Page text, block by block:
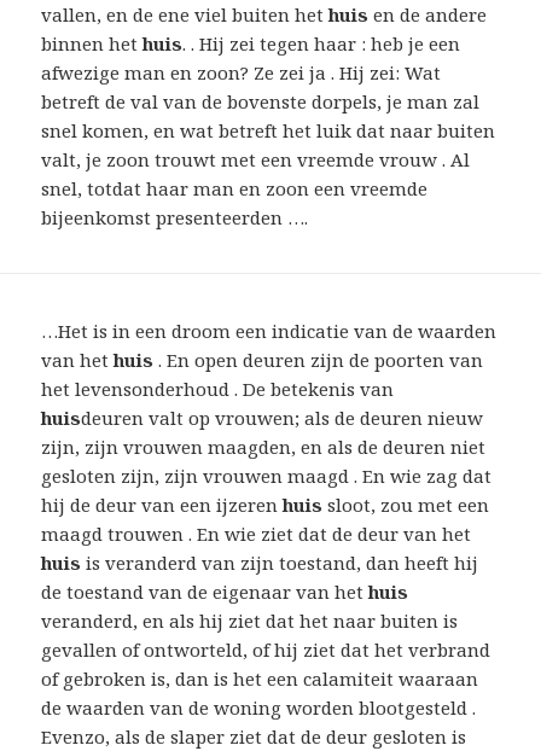
vallen, en de ene viel buiten hethuis en de andere
binnen hethuis. . Hij zei tegen haar : heb je een
afwezige man en zoon? Ze zei ja . Hij zei: Wat
betreft de val van de bovenste dorpels, je man zal
snel komen, en wat betreft het luik dat naar buiten
valt, je zoon trouwt met een vreemde vrouw . Al
snel, totdat haar man en zoon een vreemde
bijeenkomst presenteerden ….
…Het is in een droom een ​​indicatie van de waarden
van hethuis . En open deuren zijn de poorten van
het levensonderhoud . De betekenis van
huisdeuren valt op vrouwen; als de deuren nieuw
zijn, zijn vrouwen maagden, en als de deuren niet
gesloten zijn, zijn vrouwen maagd . En wie zag dat
hij de deur van een ijzerenhuis sloot, zou met een
maagd trouwen . En wie ziet dat de deur van het
huis is veranderd van zijn toestand, dan heeft hij
de toestand van de eigenaar van hethuis
veranderd, en als hij ziet dat het naar buiten is
gevallen of ontworteld, of hij ziet dat het verbrand
of gebroken is, dan is het een calamiteit waaraan
de waarden van de woning worden blootgesteld .
Evenzo, als de slaper ziet dat de deur gesloten is